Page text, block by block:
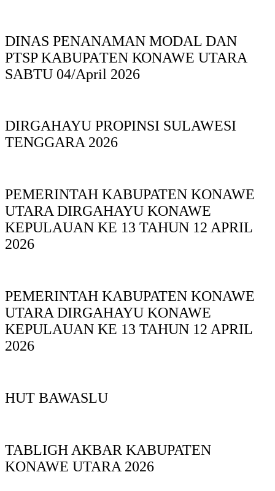
DINAS PΕΝΑΝΑΜAN MODAL DAN
PTSP KABUPAΤΕΝ ΚΟNAWE UTARA
SABTU 04/April 2026
DIRGAHAYU PROPINSI SULAWESI
TENGGARA 2026
PEMERINTAH KABUPATEN KONAWE
UTARA DIRGAHAYU KONAWE
KEPULAUAN KE 13 TAHUN 12 APRIL
2026
PEMERINTAH KABUPATEN KONAWE
UTARA DIRGAHAYU KONAWE
KEPULAUAN KE 13 TAHUN 12 APRIL
2026
HUT BAWASLU
TABLIGH AKBAR KABUPATEN
KONAWE UTARA 2026